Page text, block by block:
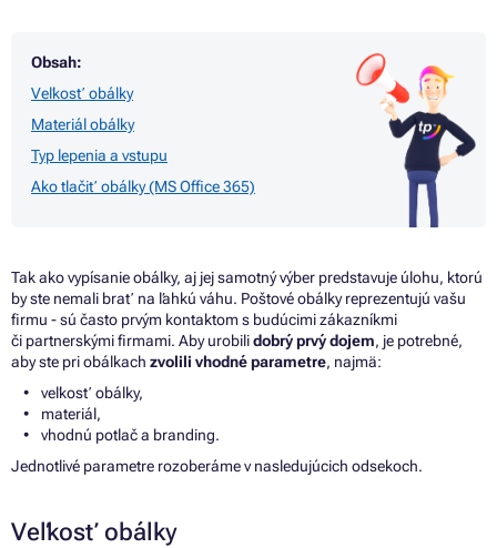
Obsah:
Veľkosť obálky
Materiál obálky
Typ lepenia a vstupu
Ako tlačiť obálky (MS Office 365)
Tak ako vypísanie obálky, aj jej samotný výber predstavuje úlohu, ktorú
by ste nemali brať na ľahkú váhu. Poštové obálky reprezentujú vašu
firmu - sú často prvým kontaktom s budúcimi zákazníkmi
či partnerskými firmami. Aby urobilidobrý prvý dojem, je potrebné,
aby ste pri obálkach zvolili vhodné parametre, najmä:
veľkosť obálky,
materiál,
vhodnú potlača branding.
Jednotlivé parametre rozoberámevnasledujúcich odsekoch.
Veľkosť obálky